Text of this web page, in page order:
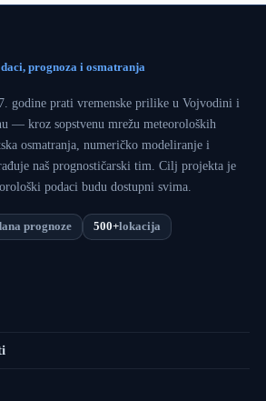
prognoza i osmatranja
godine prati vremenske prilike u Vojvodini i
— kroz sopstvenu mrežu meteoroloških
osmatranja, numeričko modeliranje i
naš prognostičarski tim. Cilj projekta je
podaci budu dostupni svima.
prognoze 500+lokacija